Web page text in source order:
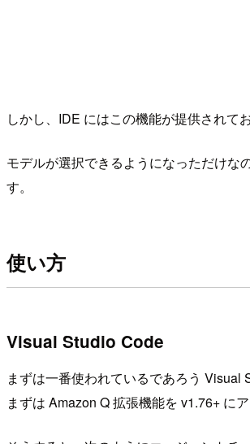
しかし、IDE にはこの機能が提供されて
モデルが選択できるようになっただけな
す。
使い方
Visual Studio Code
まずは一番使われているであろう Visual
まずは Amazon Q 拡張機能を v1.76+ に